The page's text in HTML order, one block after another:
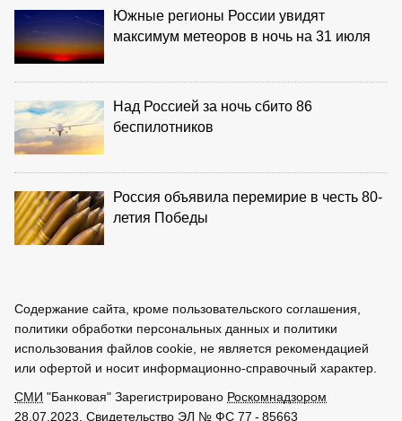
Южные регионы России увидят
максимум метеоров в ночь на 31 июля
Над Россией за ночь сбито 86
беспилотников
Россия объявила перемирие в честь 80-
летия Победы
Содержание сайта, кроме пользовательского соглашения,
политики обработки персональных данных и политики
использования файлов cookie, не является рекомендацией
или офертой и носит информационно-справочный характер.
СМИ "Банковая" Зарегистрировано Роскомнадзором
28.07.2023. Свидетельство ЭЛ № ФС 77 - 85663